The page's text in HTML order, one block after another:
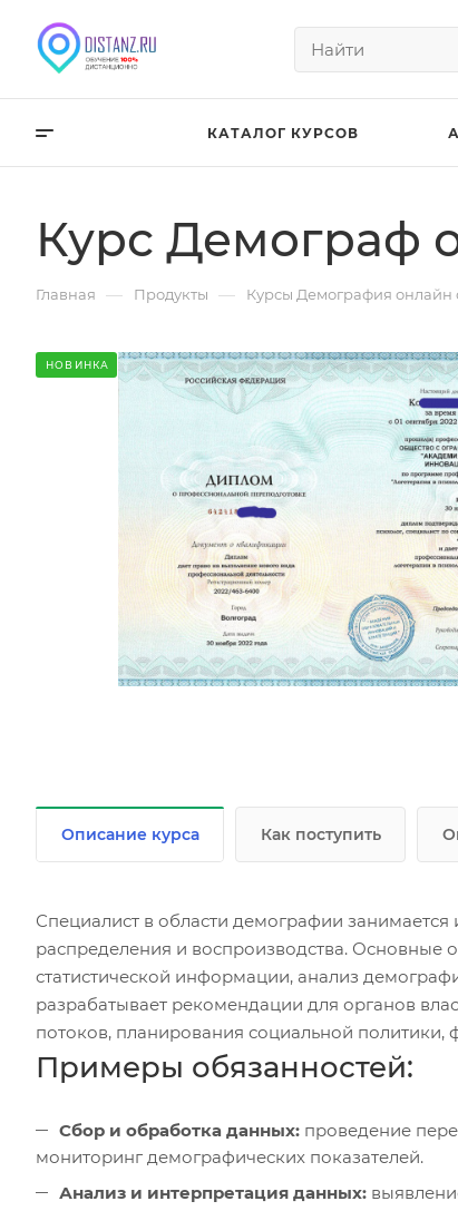
КАТАЛОГ КУРСОВ
Курс Демограф
Главная — Продукты — Курсы Демография онлайн
НОВИНКА
Описание курса Как поступить
Специалист в области демографии
распределения и воспроизводства. Основные
статистической информации, анализ
разрабатывает рекомендации для органов
потоков, планирования социальной
Примеры обязанностей:
Сбор и обработка данных: проведение
мониторинг демографических показателей.
Анализ и интерпретация данных: